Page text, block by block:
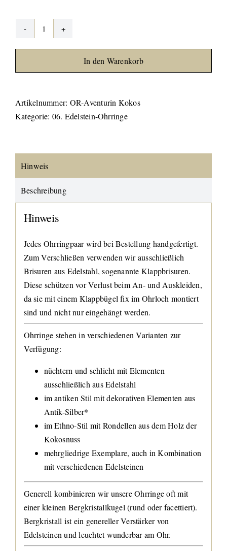
Aventurin
Kokos
Menge
In den Warenkorb
Artikelnummer: OR-Aventurin Kokos
Kategorie: 06. Edelstein-Ohrringe
Hinweis
Beschreibung
Hinweis
Jedes Ohrringpaar wird bei Bestellung handgefertigt.
Zum Verschließen verwenden wir ausschließlich
Brisuren aus Edelstahl, sogenannte Klappbrisuren.
Diese schützen vor Verlust beim An- und Auskleiden,
da sie mit einem Klappbügel fix im Ohrloch montiert
sind und nicht nur eingehängt werden.
Ohrringe stehen in verschiedenen Varianten zur
Verfügung:
nüchtern und schlicht mit Elementen
ausschließlich aus Edelstahl
im antiken Stil mit dekorativen Elementen aus
Antik-Silber*
im Ethno-Stil mit Rondellen aus dem Holz der
Kokosnuss
mehrgliedrige Exemplare, auch in Kombination
mit verschiedenen Edelsteinen
Generell kombinieren wir unsere Ohrringe oft mit
einer kleinen Bergkristallkugel (rund oder facettiert).
Bergkristall ist ein genereller Verstärker von
Edelsteinen und leuchtet wunderbar am Ohr.